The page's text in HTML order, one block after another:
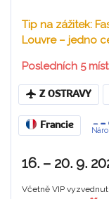
Tip na zážitek:
Louvre – jedno
Posledních 5 míst
Z OSTRAVY
Francie
16. – 20. 9.
Včetně VIP